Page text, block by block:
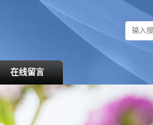
在线留言